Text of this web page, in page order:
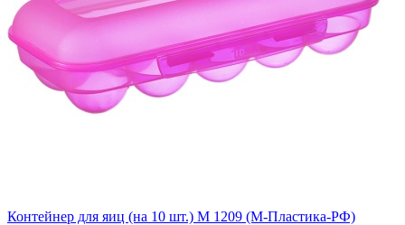
Контейнер для яиц (на 10 шт.) М 1209 (М-Пластика-РФ)